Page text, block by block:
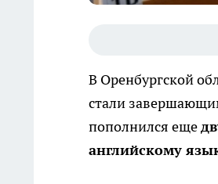
В Оренбургской
стали
пополнился еще
английскому